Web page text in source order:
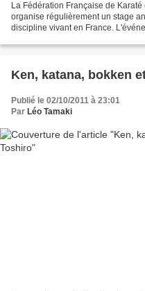
La Fédération Française de
organise régulièrement un stage
discipline vivant en France.
Ken, katana, bokken
Publié le 02/10/2011 à 23:01
Par Léo Tamaki